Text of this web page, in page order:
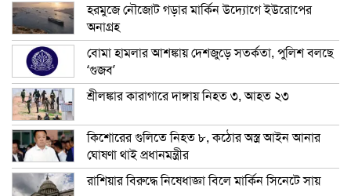
হরমুজে নৌজোট গড়ার মার্কিন উদ্যোগে ইউরোপের
অনাগ্রহ
বোমা হামলার আশঙ্কায় দেশজুড়ে সতর্কতা, পুলিশ বলছে
‘গুজব’
শ্রীলঙ্কার কারাগারে দাঙ্গায় নিহত ৩, আহত ২৩
কিশোরের গুলিতে নিহত ৮, কঠোর অস্ত্র আইন আনার
ঘোষণা থাই প্রধানমন্ত্রীর
রাশিয়ার বিরুদ্ধে নিষেধাজ্ঞা বিলে মার্কিন সিনেটে সায়